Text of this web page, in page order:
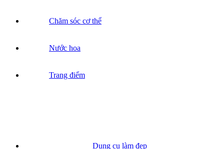
Chăm sóc cơ thể
Nước hoa
Trang điểm
Dụng cụ làm đẹp